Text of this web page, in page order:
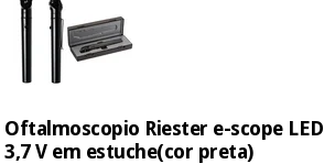
Ortopedia
Instrumental
(liquidação)
Oftalmoscopio Riester e-scope LED
3,7 V em estuche(cor preta)